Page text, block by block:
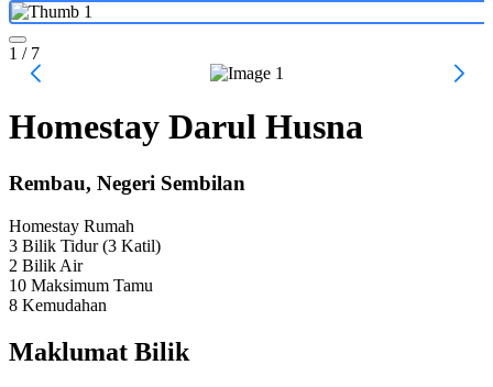
1 / 7
Homestay Darul Husna
Rembau, Negeri Sembilan
Homestay Rumah
3 Bilik Tidur(3 Katil)
2 Bilik Air
10 Maksimum Tamu
8 Kemudahan
Maklumat Bilik